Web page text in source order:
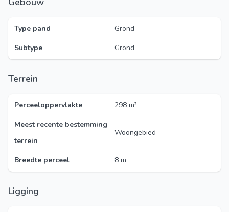
Type pand
Grond
Subtype
Grond
Terrein
Perceeloppervlakte
298 m²
Meest recente bestemming
terrein
Woongebied
Breedte perceel 8 m
Ligging